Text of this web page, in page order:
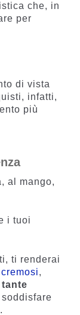
che, in
per
di vista
infatti,
più
al mango,
i tuoi
ti renderai
,
tante